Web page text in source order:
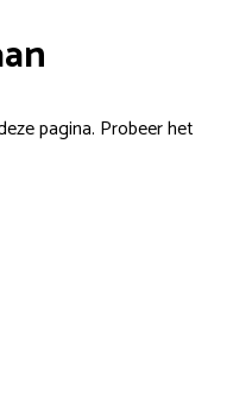
pagina. Probeer het